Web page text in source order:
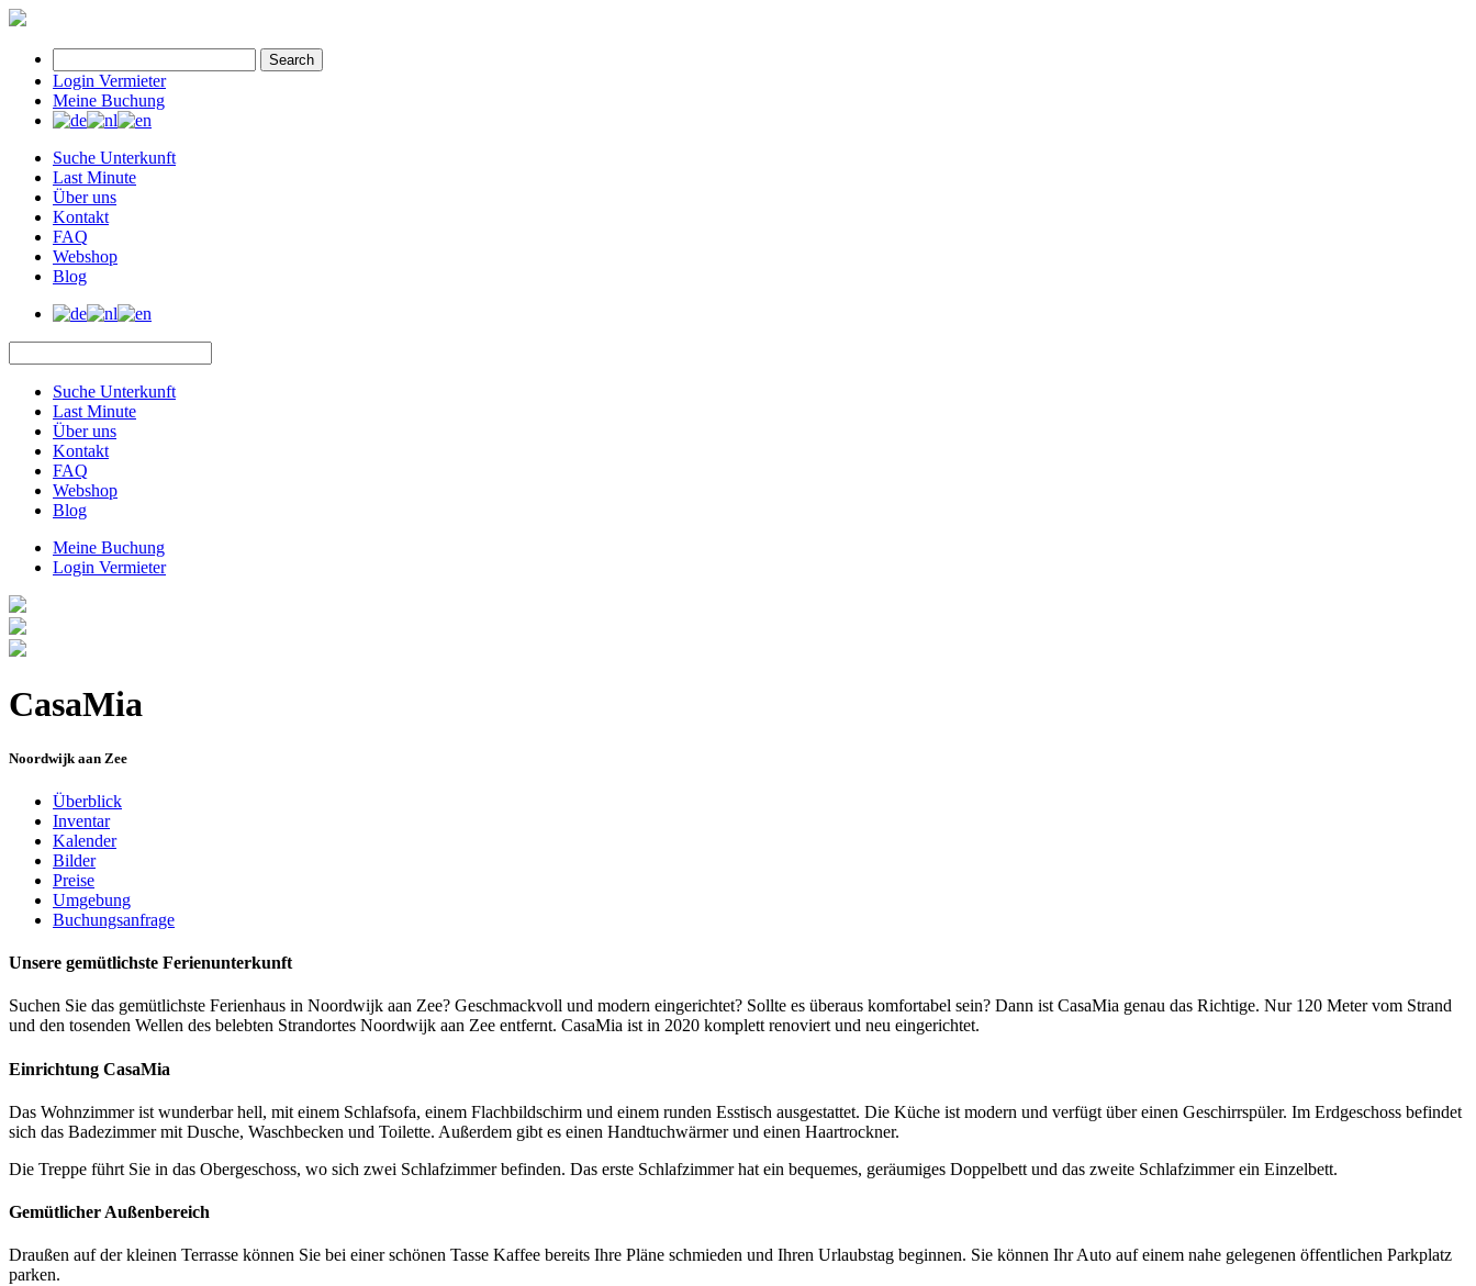
Search
Login Vermieter
Meine Buchung
Suche Unterkunft
Last Minute
Über uns
Kontakt
FAQ
Webshop
Blog
Suche Unterkunft
Last Minute
Über uns
Kontakt
FAQ
Webshop
Blog
Meine Buchung
Login Vermieter
CasaMia
Noordwijk aan Zee
Überblick
Inventar
Kalender
Bilder
Preise
Umgebung
Buchungsanfrage
Unsere gemütlichste Ferienunterkunft
Suchen Sie das gemütlichste Ferienhaus in Noordwijk aan Zee? Geschmackvoll und modern eingerichtet? Sollte es überaus komfortabel sein? Dann ist CasaMia genau das Richtige. Nur 120 Meter vom Strand
und den tosenden Wellen des belebten Strandortes Noordwijk aan Zee entfernt. CasaMia ist in 2020 komplett renoviert und neu eingerichtet.
Einrichtung CasaMia
Das Wohnzimmer ist wunderbar hell, mit einem Schlafsofa, einem Flachbildschirm und einem runden Esstisch ausgestattet. Die Küche ist modern und verfügt über einen Geschirrspüler. Im Erdgeschoss befindet
sich das Badezimmer mit Dusche, Waschbecken und Toilette. Außerdem gibt es einen Handtuchwärmer und einen Haartrockner.
Die Treppe führt Sie in das Obergeschoss, wo sich zwei Schlafzimmer befinden. Das erste Schlafzimmer hat ein bequemes, geräumiges Doppelbett und das zweite Schlafzimmer ein Einzelbett.
Gemütlicher Außenbereich
Draußen auf der kleinen Terrasse können Sie bei einer schönen Tasse Kaffee bereits Ihre Pläne schmieden und Ihren Urlaubstag beginnen. Sie können Ihr Auto auf einem nahe gelegenen öffentlichen Parkplatz
parken.